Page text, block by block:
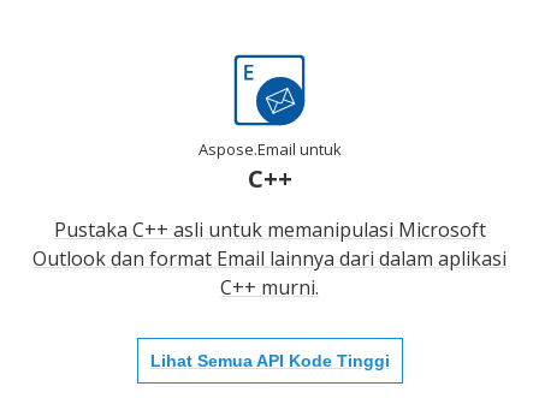
Aspose.Email untuk
C++
Pustaka C++ asli untuk memanipulasi Microsoft
Outlook dan format Email lainnya dari dalam aplikasi
C++ murni.
Lihat Semua API Kode Tinggi